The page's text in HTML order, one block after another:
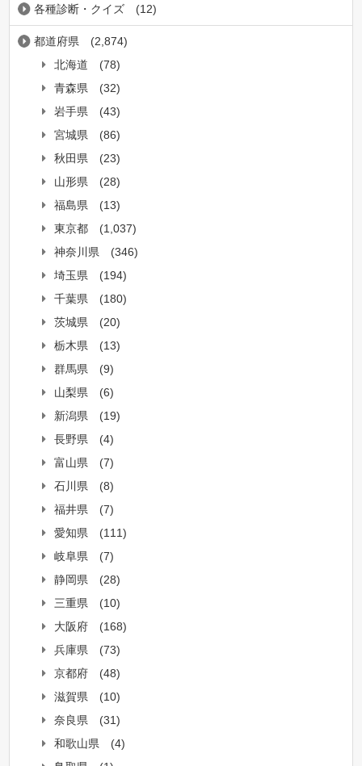
各種診断・クイズ (12)
都道府県
(2,874)
北海道
(78)
青森県
(32)
岩手県
(43)
宮城県
(86)
秋田県
(23)
山形県
(28)
福島県
(13)
東京都
(1,037)
神奈川県
(346)
埼玉県
(194)
千葉県
(180)
茨城県
(20)
栃木県
(13)
群馬県
(9)
山梨県
(6)
新潟県
(19)
長野県
(4)
富山県
(7)
石川県
(8)
福井県
(7)
愛知県
(111)
岐阜県
(7)
静岡県
(28)
三重県
(10)
大阪府
(168)
兵庫県
(73)
京都府
(48)
滋賀県
(10)
奈良県
(31)
和歌山県
(4)